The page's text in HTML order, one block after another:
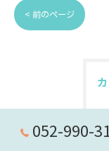
< 前のページ
052-990-